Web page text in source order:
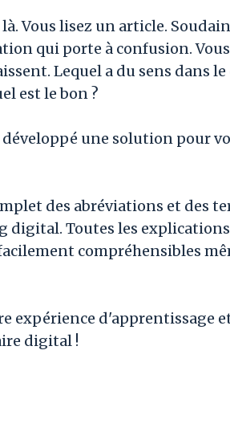
Vous lisez un article.
qui porte à confusion.
Lequel a du sens dans
est le bon ?
une solution pour
des abréviations et des
digital. Toutes les
compréhensibles
expérience d'apprentissage
digital !